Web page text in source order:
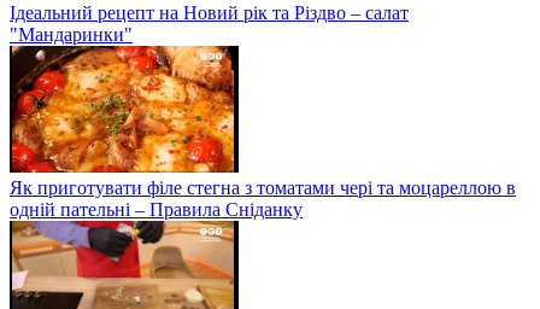
Ідеальний рецепт на Новий рік та Різдво – салат
"Мандаринки"
Як приготувати філе стегна з томатами чері та моцареллою в
одній пательні – Правила Сніданку